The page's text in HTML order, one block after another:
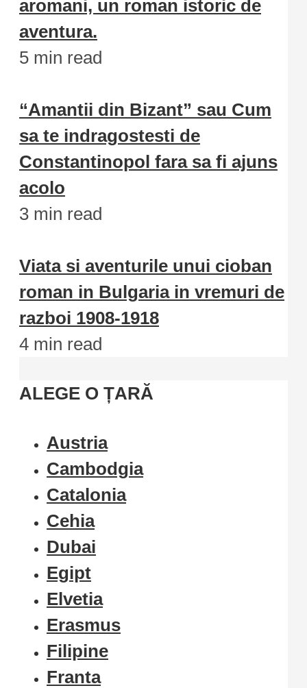
aromani, un roman istoric de
aventura.
5 min read
“Amantii din Bizant” sau Cum
sa te indragostesti de
Constantinopol fara sa fi ajuns
acolo
3 min read
Viata si aventurile unui cioban
roman in Bulgaria in vremuri de
razboi 1908-1918
4 min read
ALEGE O ȚARĂ
Austria
Cambodgia
Catalonia
Cehia
Dubai
Egipt
Elvetia
Erasmus
Filipine
Franta